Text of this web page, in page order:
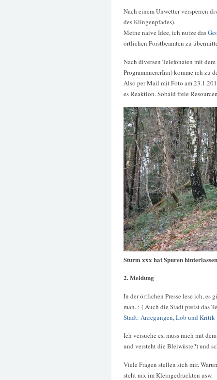
Nach einem Unwetter versperren
des Klingenpfades).
Meine naive Idee, ich nutze das
örtlichen Forstbeamten zu
Nach diversen Telefonaten mit
ProgrammiererInn) komme ich zu
Also per Mail mit Foto am
es Reaktion. Sobald freie
Sturm xxx hat Spuren hinterlassen
2. Meldung
In der örtlichen Presse lese ich, es
man. :-( Auch die Stadt preist das
Stadt: Anregungen, Lob und Kritik
Ich versuche es, muss mich mit
und versteht die Bleiwüste?) und
Viele Fragen stellen sich mir.
steht nix im Kleingedruckten usw.